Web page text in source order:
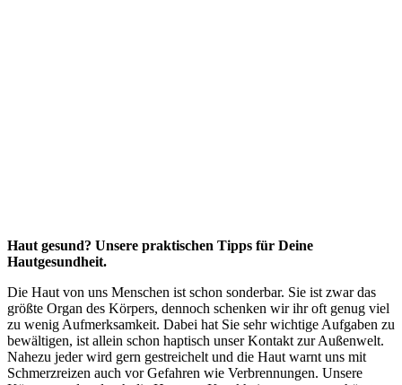
Haut gesund? Unsere praktischen Tipps für Deine
Hautgesundheit.
Die Haut von uns Menschen ist schon sonderbar. Sie ist zwar das
größte Organ des Körpers, dennoch schenken wir ihr oft genug viel
zu wenig Aufmerksamkeit. Dabei hat Sie sehr wichtige Aufgaben zu
bewältigen, ist allein schon haptisch unser Kontakt zur Außenwelt.
Nahezu jeder wird gern gestreichelt und die Haut warnt uns mit
Schmerzreizen auch vor Gefahren wie Verbrennungen. Unsere